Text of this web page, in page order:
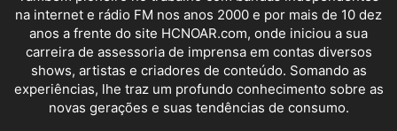
na internet e rádio FM nos anos 2000 e por mais de 10 dez
anos a frente do site HCNOAR.com, onde iniciou a sua
carreira de assessoria de imprensa em contas diversos
shows, artistas e criadores de conteúdo. Somando as
experiências, lhe traz um profundo conhecimento sobre as
novas gerações e suas tendências de consumo.